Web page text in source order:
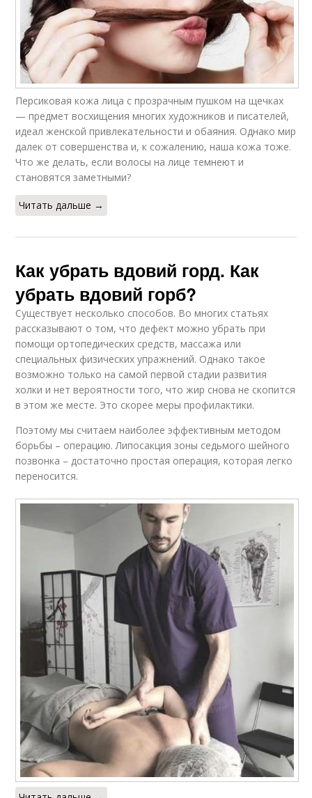
Персиковая кожа лица с прозрачным пушком на щечках
— предмет восхищения многих художников и писателей,
идеал женской привлекательности и обаяния. Однако мир
далек от совершенства и, к сожалению, наша кожа тоже.
Что же делать, если волосы на лице темнеют и
становятся заметными?
Читать дальше →
Как убрать вдовий горд. Как
убрать вдовий горб?
Существует несколько способов. Во многих статьях
рассказывают о том, что дефект можно убрать при
помощи ортопедических средств, массажа или
специальных физических упражнений. Однако такое
возможно только на самой первой стадии развития
холки и нет вероятности того, что жир снова не скопится
в этом же месте. Это скорее меры профилактики.
Поэтому мы считаем наиболее эффективным методом
борьбы – операцию. Липосакция зоны седьмого шейного
позвонка – достаточно простая операция, которая легко
переносится.